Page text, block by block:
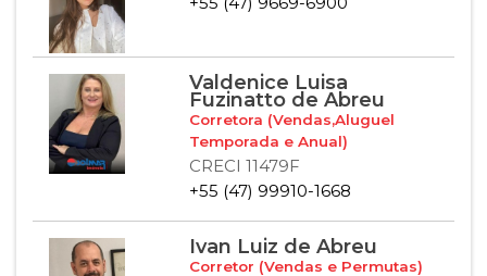
Valdenice Luisa
Fuzinatto de Abreu
Corretora (Vendas,Aluguel
Temporada e Anual)
CRECI 11479F
+55 (47) 99910-1668
Ivan Luiz de Abreu
Corretor (Vendas e Permutas)